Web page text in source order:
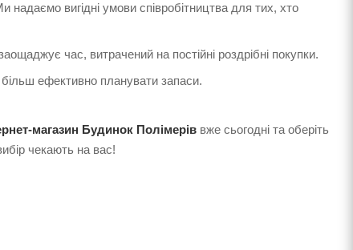
вигідні умови співробітництва для тих, хто
час, витрачений на постійні роздрібні покупки.
більш ефективно планувати запаси.
магазин Будинок Полімерів вже сьогодні та оберіть
чекають на вас!